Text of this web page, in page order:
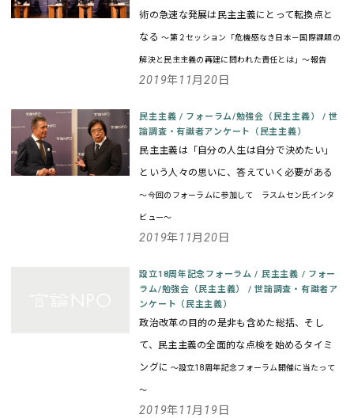
術の急速な発展は民主主義にとって転換点と
なる～第２セッション「危機感なき日本－国際課題の
解決と民主主義の再建に問われた責任とは」～報告
2019年11月20日
民主主義 / フォーラム/勉強会（民主主義） / 世
論調査・有識者アンケート（民主主義）
民主主義は「自分の人生は自分で決めたい」
という人々の思いに、答えていく必要がある
～今回のフォーラムに参加して ラスムセン氏インタ
ビュー～
2019年11月20日
設立18周年記念フォーラム/ 民主主義 / フォー
ラム/勉強会（民主主義） / 世論調査・有識者ア
ンケート（民主主義）
政治改革の目的の是非も含めた総括、そし
て、民主主義の全面的な点検を始めるタイミ
ングに ～設立18周年記念フォーラム開催に当たって
～
2019年11月19日